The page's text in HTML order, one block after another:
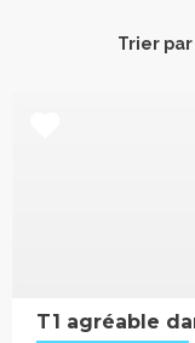
Trier par
T1 agréable